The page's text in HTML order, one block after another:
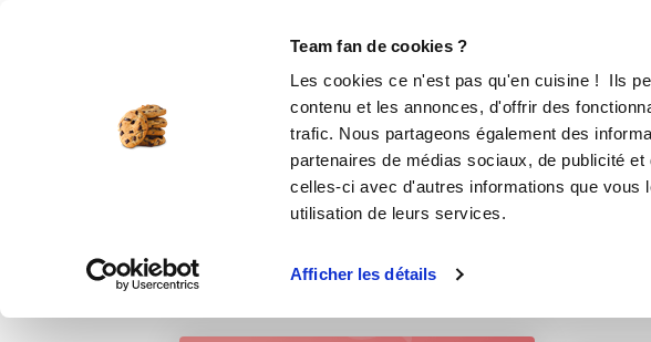
Team fan de cookies ?
Les cookies ce n'est pas qu'en cuisine ! Ils
contenu et les annonces, d'offrir des
trafic. Nous partageons également des
partenaires de médias sociaux, de publicité
celles-ci avec d'autres informations que vous
utilisation de leurs services.
Afficher les détails
Croustillants